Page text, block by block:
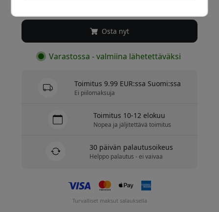
169.99 EUR
Osta nyt
Varastossa - valmiina lähetettäväksi
Toimitus 9.99 EUR:ssa Suomi:ssa
Ei piilomaksuja
Toimitus 10-12 elokuu
Nopea ja jäljitettävä toimitus
30 päivän palautusoikeus
Helppo palautus - ei vaivaa
Turvalliset maksut salauksella